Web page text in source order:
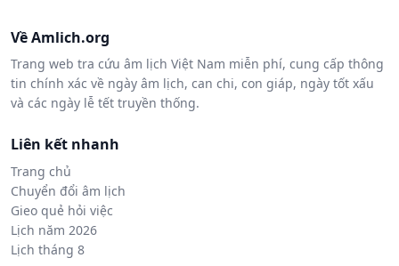
Về Amlich.org
Trang web tra cứu âm lịch Việt Nam miễn phí, cung cấp thông
tin chính xác về ngày âm lịch, can chi, con giáp, ngày tốt xấu
và các ngày lễ tết truyền thống.
Liên kết nhanh
Trang chủ
Chuyển đổi âm lịch
Gieo quẻ hỏi việc
Lịch năm 2026
Lịch tháng 8